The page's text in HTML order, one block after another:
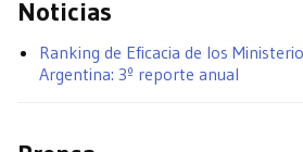
Noticias
Ranking de Eficacia de los
Argentina: 3º reporte anual